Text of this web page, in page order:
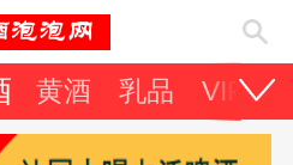
黄酒 乳品 VIP专